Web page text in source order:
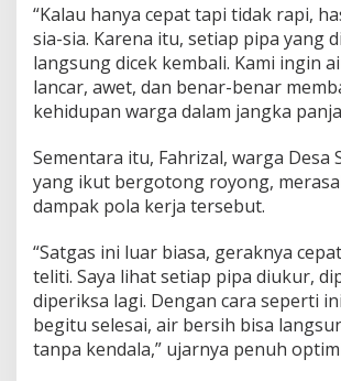
“Kalau hanya cepat tapi tidak rapi,
sia-sia. Karena itu, setiap pipa yang
langsung dicek kembali. Kami ingin
lancar, awet, dan benar-benar
kehidupan warga dalam jangka
Sementara itu, Fahrizal, warga Desa
yang ikut bergotong royong,
dampak pola kerja tersebut.
“Satgas ini luar biasa, geraknya
teliti. Saya lihat setiap pipa diukur,
diperiksa lagi. Dengan cara seperti
begitu selesai, air bersih bisa
tanpa kendala,” ujarnya penuh